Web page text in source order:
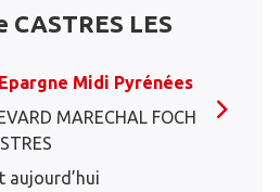
CASTRES LES
Midi Pyrénées
MARECHAL FOCH
aujourd’hui